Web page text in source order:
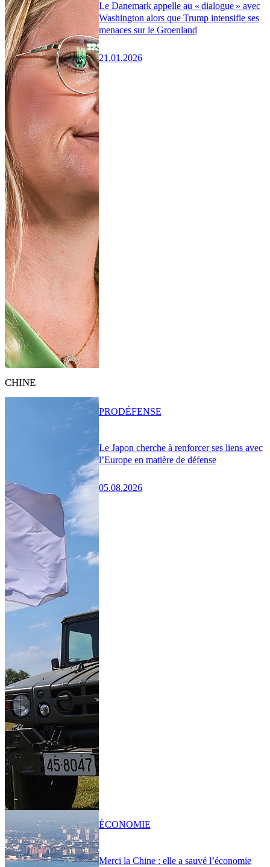
Le Danemark appelle au « dialogue » avec
Washington alors que Trump intensifie ses
menaces sur le Groenland
21.01.2026
CHINE
Le Japon cherche à renforcer ses liens avec
l’Europe en matière de défense
05.08.2026
PRODÉFENSE
Merci la Chine : elle a sauvé l’économie
ÉCONOMIE